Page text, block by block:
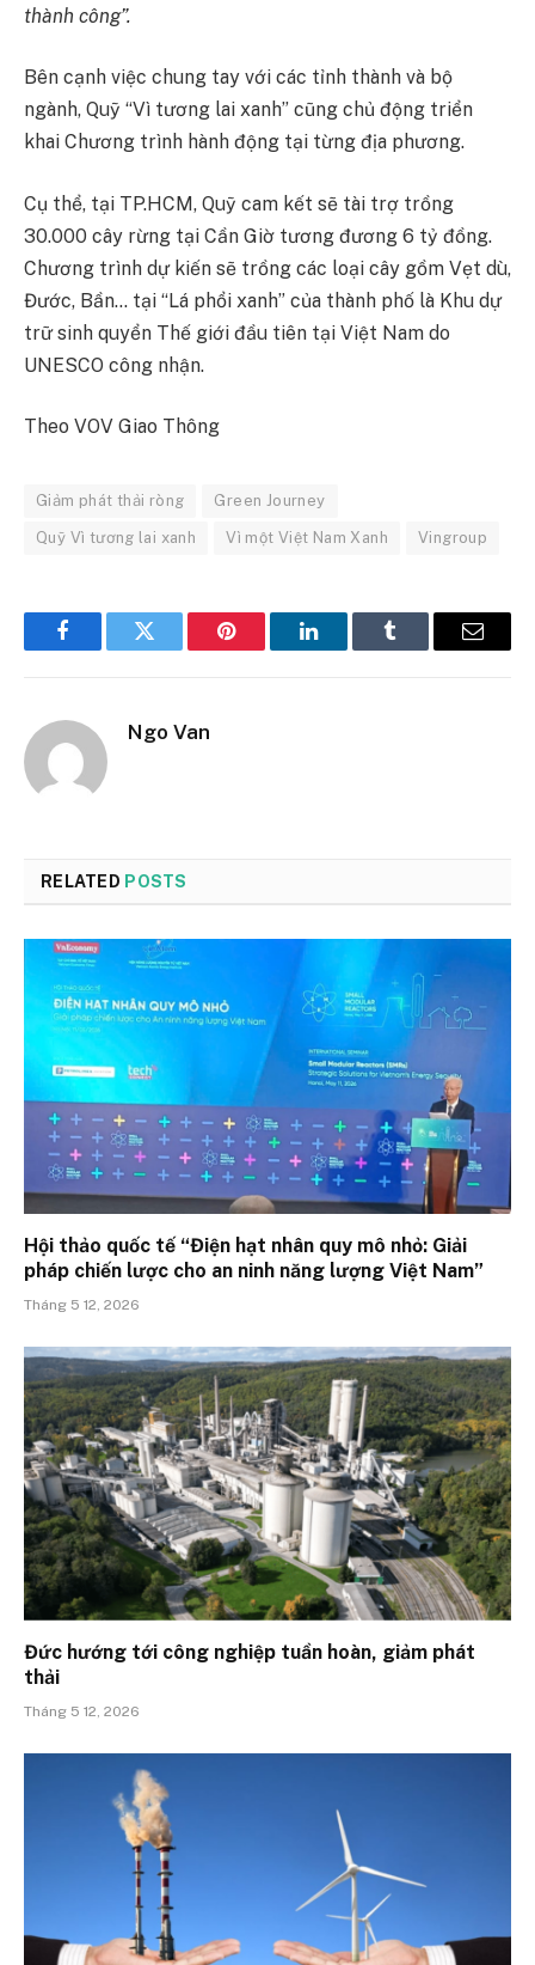
thành công”.
Bên cạnh việc chung tay với các tỉnh thành và bộ
ngành, Quỹ “Vì tương lai xanh” cũng chủ động triển
khai Chương trình hành động tại từng địa phương.
Cụ thể, tại TP.HCM, Quỹ cam kết sẽ tài trợ trồng
30.000 cây rừng tại Cần Giờ tương đương 6 tỷ đồng.
Chương trình dự kiến sẽ trồng các loại cây gồm Vẹt dù,
Đước, Bần… tại “Lá phổi xanh” của thành phố là Khu dự
trữ sinh quyển Thế giới đầu tiên tại Việt Nam do
UNESCO công nhận.
Theo VOV Giao Thông
Giảm phát thải ròng Green Journey
Quỹ Vì tương lai xanh Vì một Việt Nam Xanh Vingroup
FacebookTwitter Pinterest LinkedInTumblr Email
Ngo Van
RELATED POSTS
Hội thảo quốc tế “Điện hạt nhân quy mô nhỏ: Giải
pháp chiến lược cho an ninh năng lượng Việt Nam”
Tháng 5 12, 2026
Đức hướng tới công nghiệp tuần hoàn, giảm phát
thải
Tháng 5 12, 2026